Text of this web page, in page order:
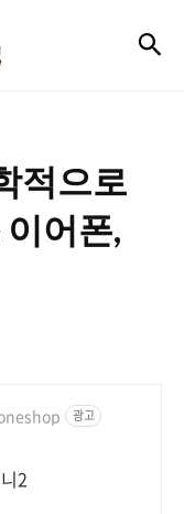
적으로
어폰,
광고
2